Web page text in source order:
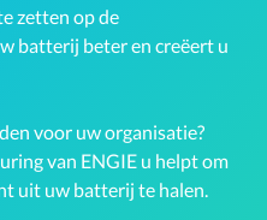
zetten op de
batterij beter en creëert u
voor uw organisatie?
van ENGIE u helpt om
uit uw batterij te halen.